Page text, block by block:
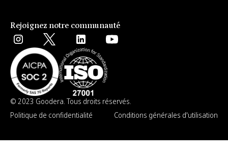
Rejoignez notre communauté
© 2023 Goodera. Tous droits réservés.
Politique de confidentialité
Conditions générales d'utilisation